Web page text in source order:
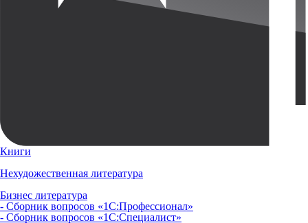
Книги
Нехудожественная литература
Бизнес литература
- Сборник вопросов «1С:Профессионал»
- Сборник вопросов «1С:Специалист»